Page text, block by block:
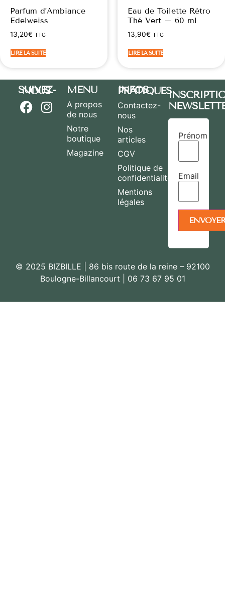
Parfum d’Ambiance
Edelweiss
13,20€ TTC
LIRE LA SUITE
Eau de Toilette Rétro
Thé Vert – 60 ml
13,90€ TTC
LIRE LA SUITE
SUIVEZ-NOUS MENU
A propos
de nous
Notre
boutique
Magazine
INFOS PRATIQUES
Contactez-
nous
Nos
articles
CGV
Politique de
confidentialité
Mentions
légales
Prénom
Email
© 2025 BIZBILLE | 86 bis route de la reine – 92100
Boulogne-Billancourt | 06 73 67 95 01